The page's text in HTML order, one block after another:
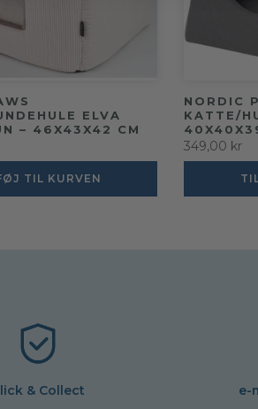
ELVA
– 46X43X42 CM
TIL KURVEN
NORDIC
KATTE/
349,00 kr
& Collect
e-